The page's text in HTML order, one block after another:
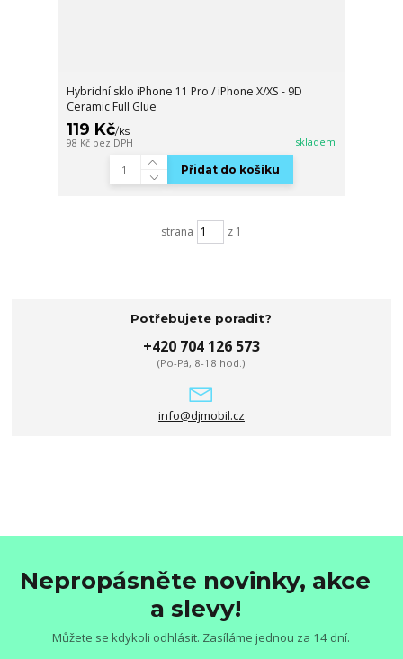
Hybridní sklo iPhone 11 Pro / iPhone X/XS - 9D
Ceramic Full Glue
119 Kč/ks
98 Kč bez DPH skladem
Přidat do košíku
strana z 1
Potřebujete poradit?
+420 704 126 573
(Po-Pá, 8-18 hod.)
info@djmobil.cz
Nepropásněte novinky, akce
a slevy!
Můžete se kdykoli odhlásit. Zasíláme jednou za 14 dní.